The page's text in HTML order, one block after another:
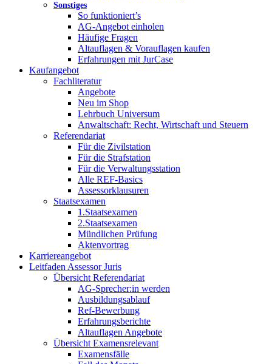
Sonstiges
So funktioniert’s
AG-Angebot einholen
Häufige Fragen
Altauflagen & Vorauflagen kaufen
Erfahrungen mit JurCase
Kaufangebot
Fachliteratur
Angebote
Neu im Shop
Lehrbuch Universum
Anwaltschaft: Recht, Wirtschaft und Steuern
Referendariat
Für die Zivilstation
Für die Strafstation
Für die Verwaltungsstation
Alle REF-Basics
Assessorklausuren
Staatsexamen
1.Staatsexamen
2.Staatsexamen
Mündlichen Prüfung
Aktenvortrag
Karriereangebot
Leitfaden Assessor Juris
Übersicht Referendariat
AG-Sprecher:in werden
Ausbildungsablauf
Ref-Bewerbung
Erfahrungsberichte
Altauflagen Angebote
Übersicht Examensrelevant
Examensfälle